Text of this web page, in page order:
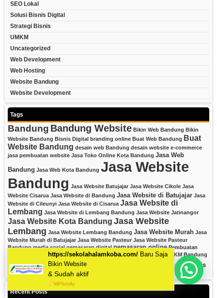
SEO Lokal
Solusi Bisnis Digital
Strategi Bisnis
UMKM
Uncategorized
Web Development
Web Hosting
Website Bandung
Website Development
Tags
Bandung Bandung Website Bikin Web Bandung Bikin
Website Bandung Bisnis Digital branding online Buat Web Bandung Buat
Website Bandung desain web Bandung desain website e-commerce
jasa pembuatan website Jasa Toko Online Kota Bandung Jasa Web
Bandung Jasa Web Kota Bandung Jasa Website
Bandung Jasa Website Batujajar Jasa Website Cikole Jasa
Website Cisarua Jasa Website di Bandung Jasa Website di Batujajar Jasa
Website di Cileunyi Jasa Website di Cisarua Jasa Website di
Lembang Jasa Website di Lembang Bandung Jasa Website Jatinangor
Jasa Website Kota Bandung Jasa Website
Lembang Jasa Website Lembang Bandung Jasa Website Murah Jasa
Website Murah di Batujajar Jasa Website Pasteur Jasa Website Pasteur
Bandung media sosial pemasaran digital pemasaran online Pembuatan
Website Bandung SEO Bandung seo lokal strategi digital UMKM Bandung
web development Bandung Website Bandung website bisnis
Website Cikutra
Recent Posts
Mau Bikin Website Apa Kak?